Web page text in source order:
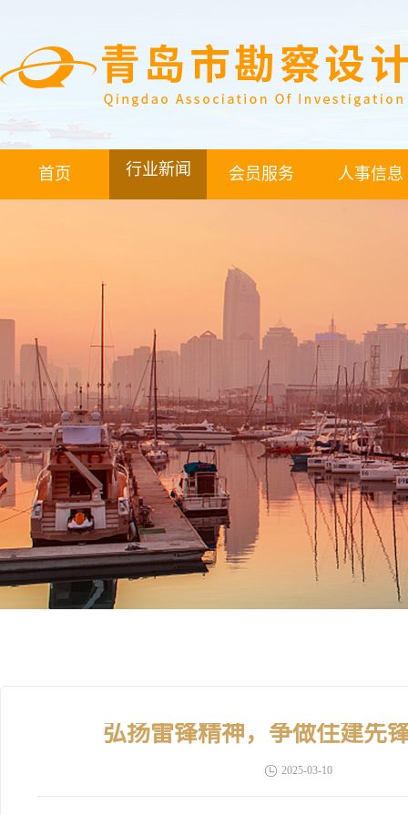
首页 行业新闻 会员服务 人事信息
弘扬雷锋精神，争做住建先
2025-03-10